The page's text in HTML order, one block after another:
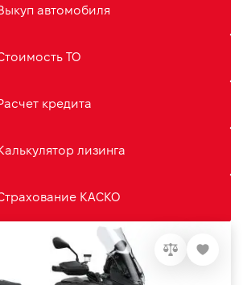
автомобиля
ТО
кредита
лизинга
КАСКО